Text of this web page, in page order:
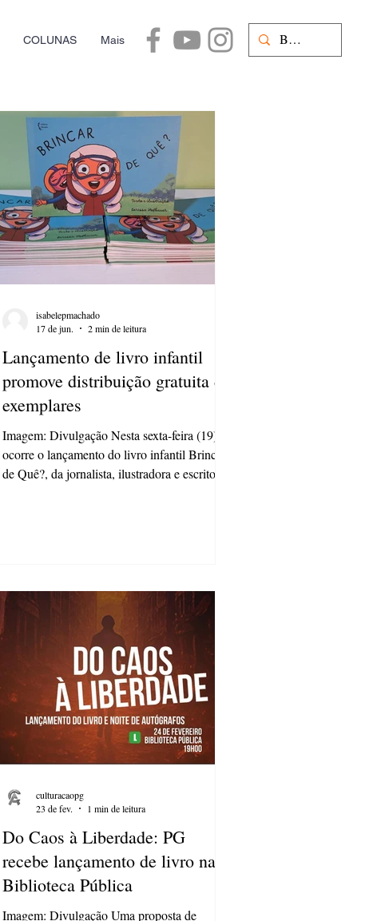
COLUNAS Mais
Lançamento de livro infantil
promove distribuição gratuita de
exemplares
Imagem: Divulgação Nesta sexta-feira (19),
ocorre o lançamento do livro infantil Brincar
de Quê?, da jornalista, ilustradora e escritora
inscrição, criado pela organização para
estimar o número de participantes e atender
pessoas, escolas e iniciativas de leitura
isabelepmachado
17 de jun.
2 min de leitura
Do Caos à Liberdade: PG
recebe lançamento de livro na
Biblioteca Pública
Imagem: Divulgação Uma proposta de
culturacaopg
23 de fev.
1 min de leitura